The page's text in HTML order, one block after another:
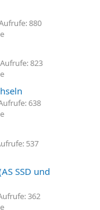
880
Aufrufe: 823
638
537
SSD und
362